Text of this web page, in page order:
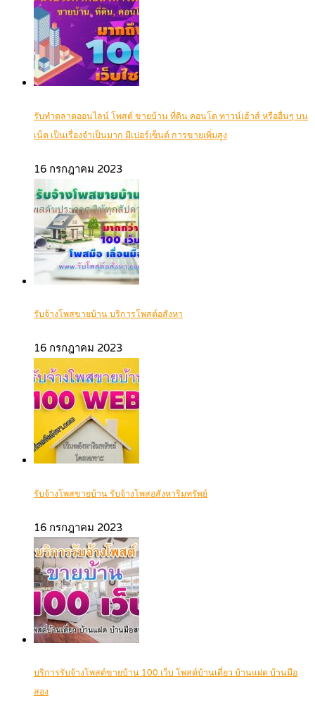
รับทำตลาดออนไลน์ โพสต์ ขายบ้าน ที่ดิน คอนโด ทาวน์เฮ้าส์ หรืออื่นๆ บน
เน็ต เป็นเรื่องจำเป็นมาก มีเปอร์เซ็นต์ การขายเพิ่มสูง
16 กรกฎาคม 2023
รับจ้างโพสขายบ้าน บริการโพสต์อสังหา
16 กรกฎาคม 2023
รับจ้างโพสขายบ้าน รับจ้างโพสอสังหาริมทรัพย์
16 กรกฎาคม 2023
บริการรับจ้างโพสต์ขายบ้าน 100 เว็บ โพสต์บ้านเดี่ยว บ้านแฝด บ้านมือ
สอง